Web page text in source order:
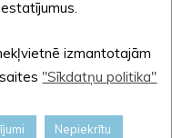
līdz 19.
izmantotajām
"Sīkdatņu politika"
Nepiekrītu